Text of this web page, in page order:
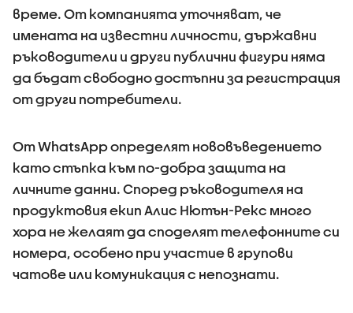
време. От компанията уточняват, че
имената на известни личности, държавни
ръководители и други публични фигури няма
да бъдат свободно достъпни за регистрация
от други потребители.
От WhatsApp определят нововъведението
като стъпка към по-добра защита на
личните данни. Според ръководителя на
продуктовия екип Алис Нютън-Рекс много
хора не желаят да споделят телефонните си
номера, особено при участие в групови
чатове или комуникация с непознати.